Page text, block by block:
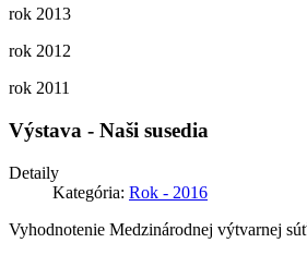
rok 2013
rok 2012
rok 2011
Výstava - Naši susedia
Detaily
Kategória: Rok - 2016
Vyhodnotenie Medzinárodnej výtvarnej